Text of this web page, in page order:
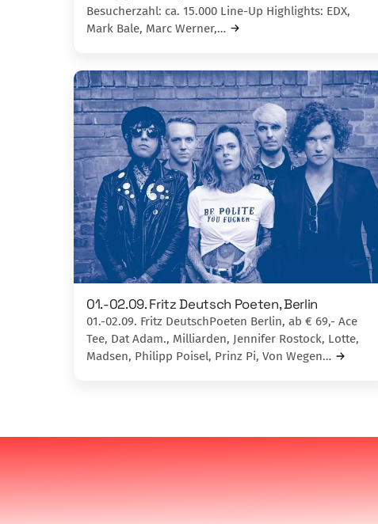
Besucherzahl: ca. 15.000 Line-Up Highlights: EDX,
Mark Bale, Marc Werner,…
01.-02.09. Fritz Deutsch Poeten, Berlin
01.-02.09. Fritz DeutschPoeten Berlin, ab € 69,- Ace
Tee, Dat Adam., Milliarden, Jennifer Rostock, Lotte,
Madsen, Philipp Poisel, Prinz Pi, Von Wegen…